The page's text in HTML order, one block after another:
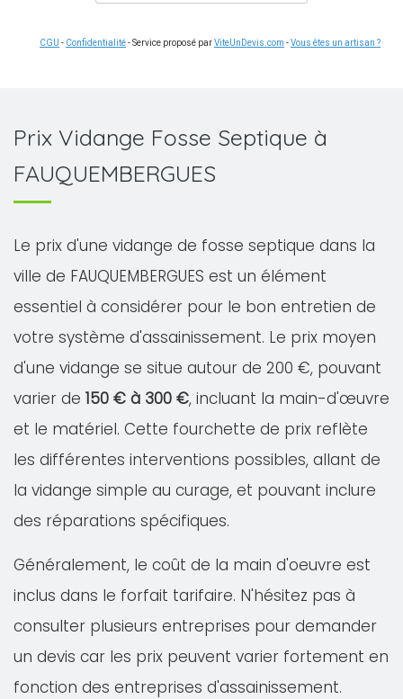
CGU - Confidentialité- Service proposé parViteUnDevis.com -Vous êtes un artisan ?
Prix Vidange Fosse Septique à
FAUQUEMBERGUES
Le prix d'une vidange de fosse septique dans la
ville de FAUQUEMBERGUES est un élément
essentiel à considérer pour le bon entretien de
votre système d'assainissement. Le prix moyen
d'une vidange se situe autour de 200 €, pouvant
varier de 150 € à 300 €, incluant la main-d'œuvre
et le matériel. Cette fourchette de prix reflète
les différentes interventions possibles, allant de
la vidange simple au curage, et pouvant inclure
des réparations spécifiques.
Généralement, le coût de la main d'oeuvre est
inclus dans le forfait tarifaire. N'hésitez pas à
consulter plusieurs entreprises pour demander
un devis car les prix peuvent varier fortement en
fonction des entreprises d'assainissement.